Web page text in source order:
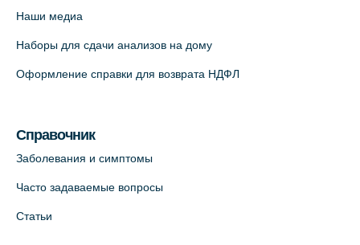
+7 (812) 660-73-69
На карте
Красносельское шоссе, 54, к.3
Медицинский центр на Кондратьевском
Наши медиа
Наборы для сдачи анализов на дому
Оформление справки для возврата НДФЛ
Справочник
Заболевания и симптомы
Часто задаваемые вопросы
Статьи